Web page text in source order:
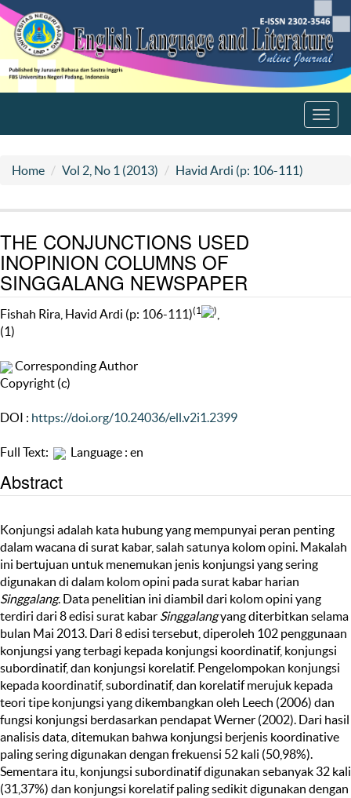
Home Vol 2, No 1 (2013) Havid Ardi (p: 106-111)
THE CONJUNCTIONS USED
INOPINION COLUMNS OF
SINGGALANG NEWSPAPER
Fishah Rira, Havid Ardi (p: 106-111)(1 )
(1)
Corresponding Author
Copyright (c)
DOI : https://doi.org/10.24036/ell.v2i1.2399
Full Text: Language : en
Abstract
Konjungsi adalah kata hubung yang mempunyai peran penting
dalam wacana di surat kabar, salah satunya kolom opini. Makalah
ini bertujuan untuk menemukan jenis konjungsi yang sering
digunakan di dalam kolom opini pada surat kabar harian
Singgalang. Data penelitian ini diambil dari kolom opini yang
terdiri dari 8 edisi surat kabar Singgalangyang diterbitkan selama
bulan Mai 2013. Dari 8 edisi tersebut, diperoleh 102 penggunaan
konjungsi yang terbagi kepada konjungsi koordinatif, konjungsi
subordinatif, dan konjungsi korelatif. Pengelompokan konjungsi
kepada koordinatif, subordinatif, dan korelatif merujuk kepada
teori tipe konjungsi yang dikembangkan oleh Leech (2006) dan
fungsi konjungsi berdasarkan pendapat Werner (2002). Dari hasil
analisis data, ditemukan bahwa konjungsi berjenis koordinative
paling sering digunakan dengan frekuensi 52 kali (50,98%).
Sementara itu, konjungsi subordinatif digunakan sebanyak 32 kali
(31,37%) dan konjungsi korelatif paling sedikit digunakan dengan